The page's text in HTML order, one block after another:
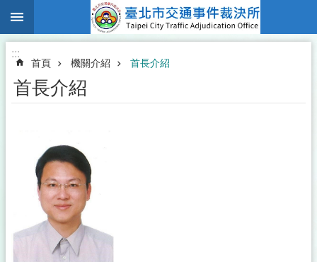
跳到主要內容區塊
:::
首頁 機關介紹 首長介紹
首長介紹